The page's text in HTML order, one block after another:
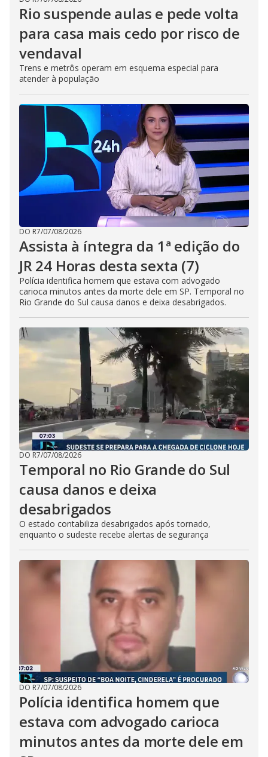
Rio suspende aulas e pede volta
para casa mais cedo por risco de
vendaval
Trens e metrôs operam em esquema especial para
atender à população
DO R7/07/08/2026
Assista à íntegra da 1ª edição do
JR 24 Horas desta sexta (7)
Polícia identifica homem que estava com advogado
carioca minutos antes da morte dele em SP. Temporal no
Rio Grande do Sul causa danos e deixa desabrigados.
DO R7/07/08/2026
Temporal no Rio Grande do Sul
causa danos e deixa
desabrigados
O estado contabiliza desabrigados após tornado,
enquanto o sudeste recebe alertas de segurança
DO R7/07/08/2026
Polícia identifica homem que
estava com advogado carioca
minutos antes da morte dele em